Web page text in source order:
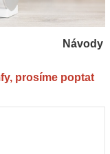
prosíme poptat